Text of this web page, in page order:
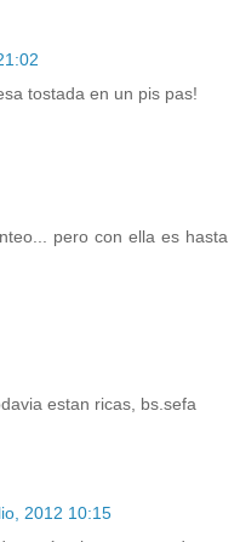
tostada en un pis pas!
pero con ella es hasta
estan ricas, bs.sefa
2012 10:15